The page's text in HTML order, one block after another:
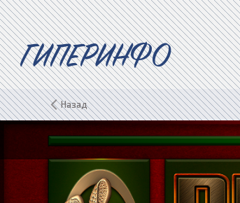
ГИПЕРИНФО
Назад